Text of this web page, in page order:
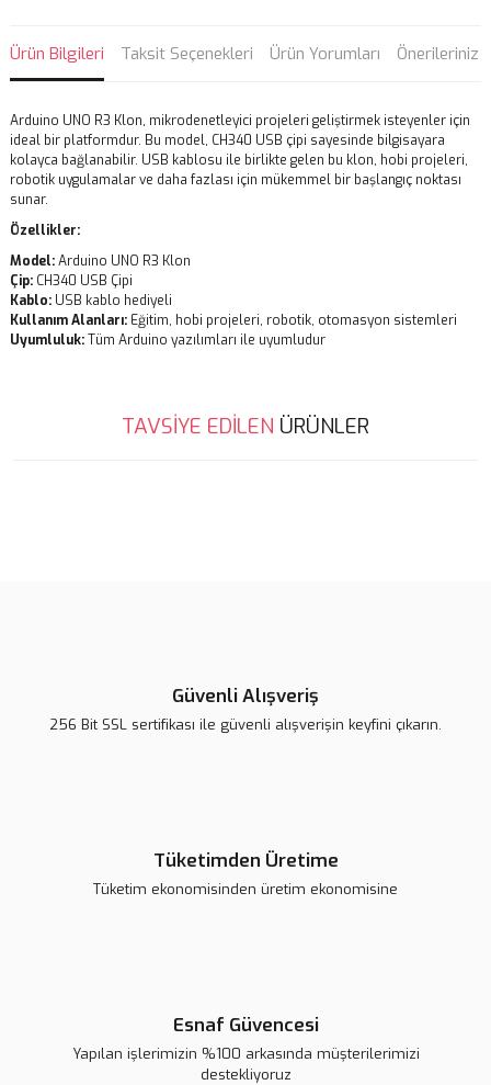
Ürün Bilgileri Taksit Seçenekleri Ürün Yorumları Önerileriniz
Arduino UNO R3 Klon, mikrodenetleyici projeleri geliştirmek isteyenler için
ideal bir platformdur. Bu model, CH340 USB çipi sayesinde bilgisayara
kolayca bağlanabilir. USB kablosu ile birlikte gelen bu klon, hobi projeleri,
robotik uygulamalar ve daha fazlası için mükemmel bir başlangıç noktası
sunar.
Özellikler:
Model:Arduino UNO R3 Klon
Çip: CH340 USB Çipi
Kablo: USB kablo hediyeli
Kullanım Alanları: Eğitim, hobi projeleri, robotik, otomasyon sistemleri
Uyumluluk:Tüm Arduino yazılımları ile uyumludur
Bu ürünün fiyat bilgisi, resim, ürün açıklamalarında ve diğer
konularda yetersiz gördüğünüz noktaları öneri formunu kullanarak
TAVSİYE EDİLEN ÜRÜNLER
Arduino KY-040 Rotary Encoder Modülü
Güvenli Alışveriş
256 Bit SSL sertifikası ile güvenli alışverişin keyfini çıkarın.
Tüketimden Üretime
Tüketim ekonomisinden üretim ekonomisine
Esnaf Güvencesi
Yapılan işlerimizin %100 arkasında müşterilerimizi
destekliyoruz